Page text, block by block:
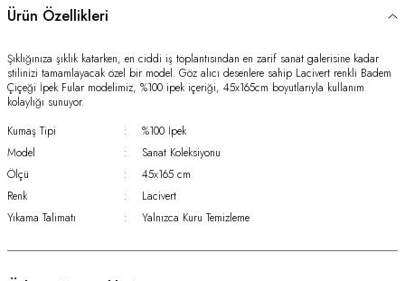
Ürün Özellikleri
Şıklığınıza şıklık katarken, en ciddi iş toplantısından en zarif sanat galerisine kadar
stilinizi tamamlayacak özel bir model. Göz alıcı desenlere sahip Lacivert renkli Badem
Çiçeği İpek Fular modelimiz, %100 ipek içeriği, 45x165cm boyutlarıyla kullanım
kolaylığı sunuyor.
Kumaş Tipi
:
%100 İpek
Model
:
Sanat Koleksiyonu
Ölçü
:
45x165 cm
Renk
:
Lacivert
Yıkama Talimatı
: Yalnızca Kuru Temizleme